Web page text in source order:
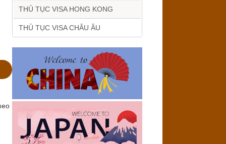
THỦ TỤC VISA HONG KONG
THỦ TỤC VISA CHÂU ÂU